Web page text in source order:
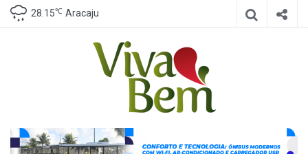
28.15℃ Aracaju
Canal Viva